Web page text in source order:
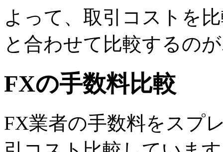
よって、取引コストを
と合わせて比較するの
FXの手数料比較
FX業者の手数料をスプ